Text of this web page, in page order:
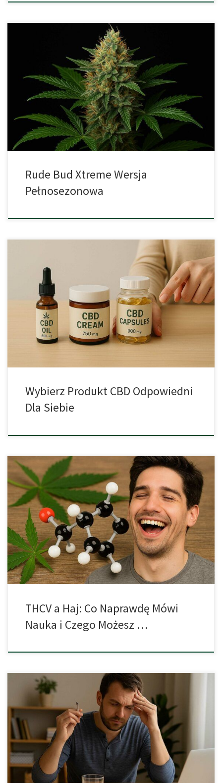
Rude Bud Xtreme Feminizowane – pełna recenzja ekspercka i
przewodnik uprawy Rude Bud Xtreme Feminizowane to odmiana
feminizowana o przewadze Indica, stworzona przez THC-THC z
myślą o mocnych plonach i stosunkowo szybkim kwitnieniu dla
odmian pełno sezonowych. To „fast flowering” / półautomat –
pełny sezon, ale przyspieszony dzięki genetyce. Dane […]
Rude Bud Xtreme Wersja
Pełnosezonowa
Rosnąca dostępność produktów z CBD Jeśli mieszkasz w kraju,
gdzie marihuana jest legalna, masz do dyspozycji coraz szerszy
wybór produktów zawierających CBD. Mogą to być oleje, kapsułki,
susz do waporyzacji, kosmetyki czy nawet produkty spożywcze.
Zróżnicowana oferta daje wiele możliwości, ale też stawia przed
konsumentami wyzwanie – jak wybrać produkt […]
Wybierz Produkt CBD Odpowiedni
Dla Siebie
W Skrócie THCV (tetrahydrokannabiwarin) to rzadziej omawiany
kannabinoid, który może modulować działanie THC. W małych
badaniach dodatek THCV do THC osłabiał subiektywną
intensywność „haju”, a także łagodził typowe skutki uboczne THC,
jak „mgła” poznawcza czy przyspieszone tętno. Podawane
osobno, THCV zazwyczaj nie wywołuje silnych efektów
psychoaktywnych w typowych dawkach. Efekt […]
THCV a Haj: Co Naprawdę Mówi
Nauka i Czego Możesz …
Kiedy Nadpobudliwość Spotyka Się z Ryzykiem Uzależnienia
Wśród osób zmagających się z uzależnieniami od substancji
psychoaktywnych wyjątkowo duży odsetek stanowią osoby z ADHD
– zespołem nadpobudliwości psychoruchowej z deficytem uwagi.
To zaburzenie, które często zaczyna się w dzieciństwie, może
wpływać nie tylko na sposób funkcjonowania w szkole czy pracy,
ale […]